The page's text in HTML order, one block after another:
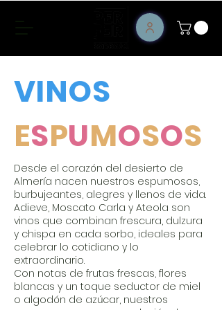
VINOS
ESPUMOSOS
Desde el corazón del desierto de
Almería nacen nuestros espumosos,
burbujeantes, alegres y llenos de vida.
Adieve, Moscato Carla y Ateola son
vinos que combinan frescura, dulzura
y chispa en cada sorbo, ideales para
celebrar lo cotidiano y lo
extraordinario.
Con notas de frutas frescas, flores
blancas y un toque seductor de miel
o algodón de azúcar, nuestros